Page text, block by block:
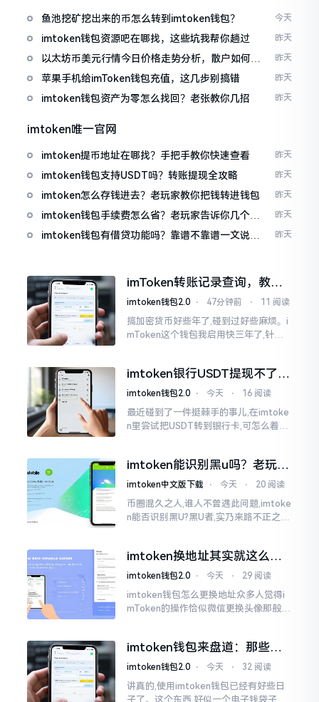
鱼池挖矿挖出来的币怎么转到imtoken钱包？ 今天
imtoken钱包资源吧在哪找，这些坑我帮你趟过 昨天
以太坊币美元行情今日价格走势分析，散户如何避
免追涨杀跌被套牢
昨天
苹果手机给imToken钱包充值，这几步别搞错 昨天
imtoken钱包资产为零怎么找回？老张教你几招 昨天
imtoken唯一官网
imtoken提币地址在哪找？手把手教你快速查看 昨天
imtoken钱包支持USDT吗？转账提现全攻略 昨天
imtoken怎么存钱进去？老玩家教你把钱转进钱包 昨天
imtoken钱包手续费怎么省？老玩家告诉你几个实
在招
昨天
imtoken钱包有借贷功能吗？靠谱不靠谱一文说清
昨天
imToken转账记录查询，教你
正确查看方法
imtoken钱包2.0 ⋅ 47分钟前 ⋅ 11 阅读
搞加密货币好些年了,碰到过好些麻烦。i
mToken这个钱包我启用快三年了,针对
我也疑惑过一阵子
imtoken银行USDT提现不了？
这几个法子能帮你搞定
imtoken钱包2.0 ⋅ 今天 ⋅ 16 阅读
最近碰到了一件挺棘手的事儿,在imtoke
n里尝试把USDT转到银行卡,可怎么着都
么时长
imtoken能识别黑u吗？老玩家
告诉你真相
imtoken中文版下载 ⋅ 今天 ⋅ 20 阅读
币圈混久之人,谁人不曾遇此问题,imtoke
n能否识别黑U?黑U者,实乃来路不正之钱
imtoken换地址其实就这么回
事
imtoken钱包2.0 ⋅ 今天 ⋅ 29 阅读
imtoken钱包怎么更换地址众多人觉得i
mToken的操作恰似微信更换头像那般简
据助记词来生成的,通俗讲
imtoken钱包来盘道：那些踩
过的坑和保命招
imtoken钱包2.0 ⋅ 今天 ⋅ 32 阅读
讲真的,使用imtoken钱包已经有好些日
子了。这个东西,好似一个电子钱袋子,里